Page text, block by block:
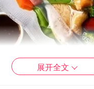
展开全文